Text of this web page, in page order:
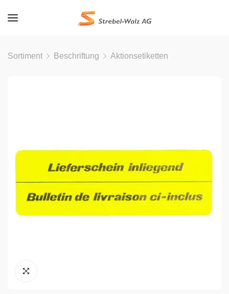
Sortiment Beschriftung Aktionsetiketten